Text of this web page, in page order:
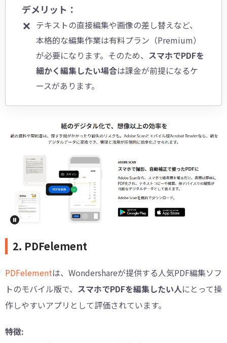
デメリット：
テキストの直接編集や画像の差し替えなど、
本格的な編集作業は有料プラン（Premium）
が必要になります。そのため、 スマホでPDFを
細かく編集したい場合は課金が前提になるケ
ースがあります。
2. PDFelement
PDFelementは、Wondershareが提供する人気PDF編集ソフ
トのモバイル版で、 スマホでPDFを編集したい人にとって操
作しやすいアプリとして評価されています。
特徴: